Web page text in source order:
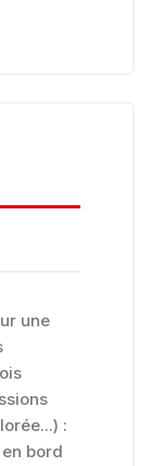
une
:
bord